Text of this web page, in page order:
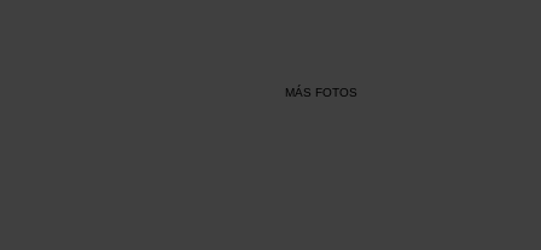
MÁS FOTOS